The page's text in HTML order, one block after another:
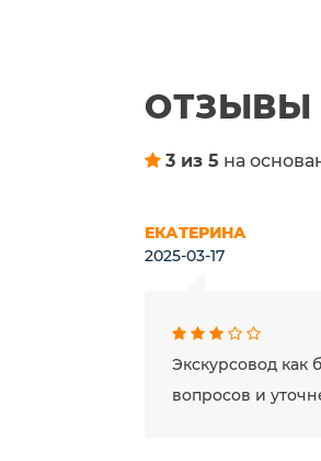
ОТЗЫВЫ
3 из 5 на
ЕКАТЕРИНА
2025-03-17
Экскурсовод как
вопросов и